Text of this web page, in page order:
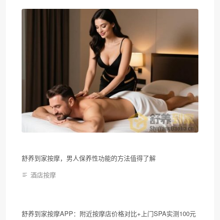
舒养到家按摩，男人保养性功能的方法值得了解
酒店按摩
舒养到家按摩APP：附近按摩店价格对比+上门SPA实测100元